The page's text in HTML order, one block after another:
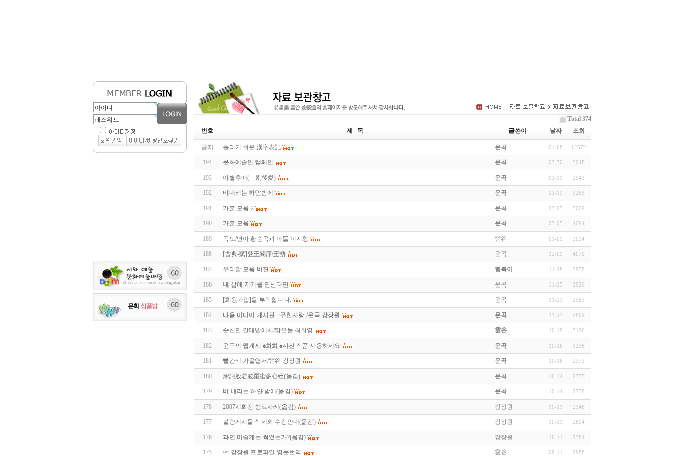
Total 374
번호
제 목 글쓴이 날짜 조회
공지 틀리기 쉬운 漢字表記 운곡 01-08 12572
194 문화예술인 캠페인 운곡 03-30 3048
193 이별후애(離別後愛) 운곡 03-19 2943
192 비내리는 하얀밤에 운곡 03-19 3263
191 가훈 모음-2 운곡 03-05 5009
190 가훈 모음 운곡 03-05 4094
189 독도/연아 황순옥과 아들 이지형 雲谷 01-09 3094
188 [古典-賦]登王閣序/王勃 운곡 12-09 4070
187 우리말 모음 버젼 행복이 11-28 3958
186 내 삶에 지기를 만난다면 운곡 11-25 2926
185 [회원가입]을 부탁합니다. 운곡 11-23 2583
184 다음 미디어 게시판 -:무한사랑-/운곡 강장원 운곡 11-23 2809
183 순천만 갈대밭에서/맑은물 최희영 雲谷 10-19 3126
182 운곡의 웹게시 ♠회화 ♠사진 작품 사용하세요 운곡 10-16 3256
181 빨간색 가을엽서/雲谷 강장원 운곡 10-16 2373
180 摩訶般若波羅蜜多心經(옮김) 운곡 10-14 2735
179 비 내리는 하얀 밤에(옮김) 운곡 10-14 2738
178 2007시화전 성료사례(옮김) 강장원 10-11 2346
177 불량게시물 삭제와 수강안내(옮김) 강장원 10-11 2804
176 과연 미술계는 썩었는가?(옮김) 강장원 10-11 2384
175 ☞ 강장원 프로파일-영문번역 雲谷 09-11 2988